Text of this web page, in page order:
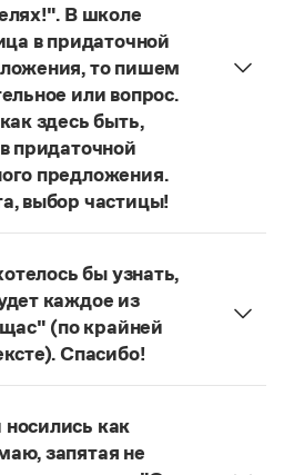
азов до тонкостей
от простого к сложному
В школе
в придаточной
то пишем
или вопрос.
здесь быть,
придаточной
предложения.
выбор частицы!
ни был, помни о своих
Где ты только
бы узнать,
каждое из
(по крайней
Спасибо!
в данном случае
в достоверность
Щас!— синтаксический
как
запятая не